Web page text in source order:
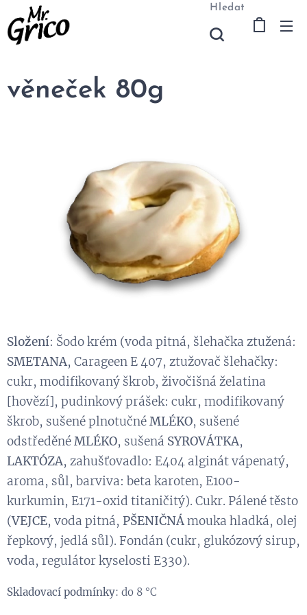
Hledat
věneček 80g
Složení: Šodo krém (voda pitná, šlehačka ztužená:
SMETANA, Carageen E 407, ztužovač šlehačky:
cukr, modifikovaný škrob, živočišná želatina
[hovězí], pudinkový prášek: cukr, modifikovaný
škrob, sušené plnotučnéMLÉKO, sušené
odstředěnéMLÉKO, sušená SYROVÁTKA,
LAKTÓZA, zahušťovadlo: E404 alginát vápenatý,
aroma, sůl, barviva: beta karoten, E100-
kurkumin, E171-oxid titaničitý). Cukr. Pálené těsto
(VEJCE, voda pitná, PŠENIČNÁmouka hladká, olej
řepkový, jedlá sůl). Fondán (cukr, glukózový sirup,
voda, regulátor kyselosti E330).
Skladovací podmínky: do 8 °C